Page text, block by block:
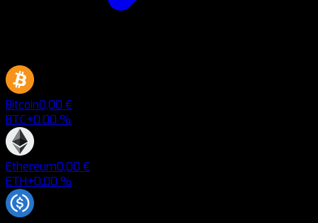
Bitcoin0,00 €
BTC+0.00 %
Ethereum0,00 €
ETH+0.00 %